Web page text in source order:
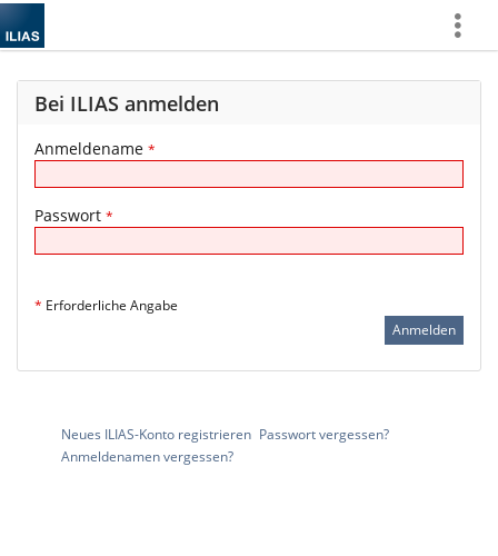
Bei ILIAS anmelden
Anmeldename *
Passwort *
* Erforderliche Angabe
Neues ILIAS-Konto registrieren Passwort vergessen?
Anmeldenamen vergessen?